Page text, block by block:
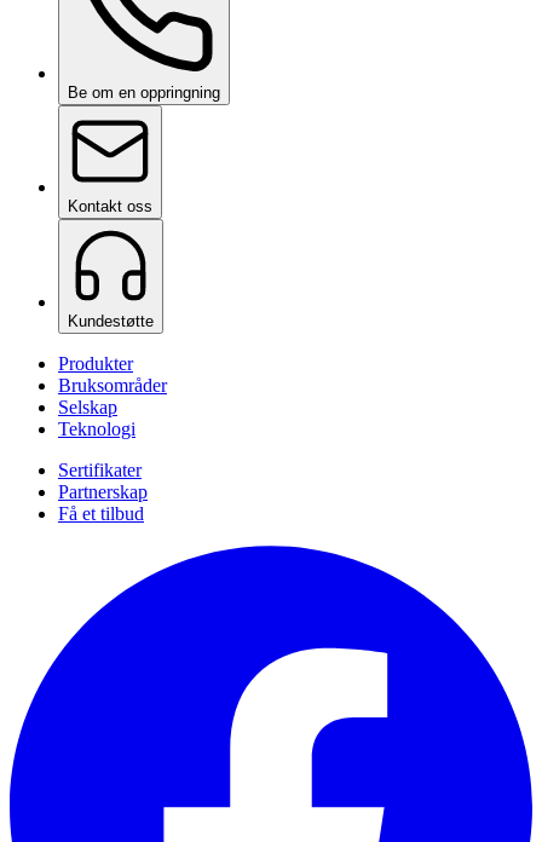
Be om en oppringning
Kontakt oss
Kundestøtte
Produkter
Bruksområder
Selskap
Teknologi
Sertifikater
Partnerskap
Få et tilbud